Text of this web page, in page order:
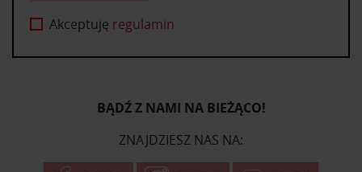
Akceptuję regulamin
BĄDŹ Z NAMI NA BIEŻĄCO!
ZNAJDZIESZ NAS NA: